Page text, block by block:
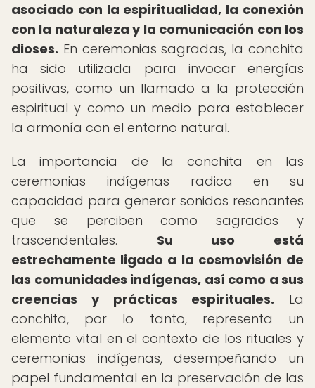
asociado con la espiritualidad, la conexión
con la naturaleza y la comunicación con los
dioses. En ceremonias sagradas, la conchita
ha sido utilizada para invocar energías
positivas, como un llamado a la protección
espiritual y como un medio para establecer
la armonía con el entorno natural.
La importancia de la conchita en las
ceremonias indígenas radica en su
capacidad para generar sonidos resonantes
que se perciben como sagrados y
trascendentales. Su uso está
estrechamente ligado a la cosmovisión de
las comunidades indígenas, así como a sus
creencias y prácticas espirituales. La
conchita, por lo tanto, representa un
elemento vital en el contexto de los rituales y
ceremonias indígenas, desempeñando un
papel fundamental en la preservación de las